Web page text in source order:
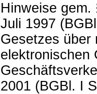
Hinweise gem.
Juli 1997
Gesetzes über
elektronischen
2001 (BGBl. I